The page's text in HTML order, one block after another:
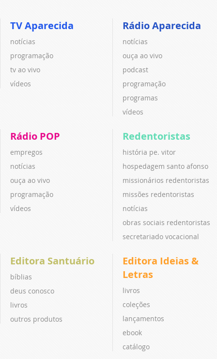
TV Aparecida
notícias
programação
tv ao vivo
vídeos
Rádio Aparecida
notícias
ouça ao vivo
podcast
programação
programas
vídeos
Rádio POP
empregos
notícias
ouça ao vivo
programação
vídeos
Redentoristas
história pe. vitor
hospedagem santo afonso
missionários redentoristas
missões redentoristas
notícias
obras sociais redentoristas
secretariado vocacional
Editora Santuário
bíblias
deus conosco
livros
outros produtos
Editora Ideias &
Letras
livros
coleções
lançamentos
ebook
catálogo